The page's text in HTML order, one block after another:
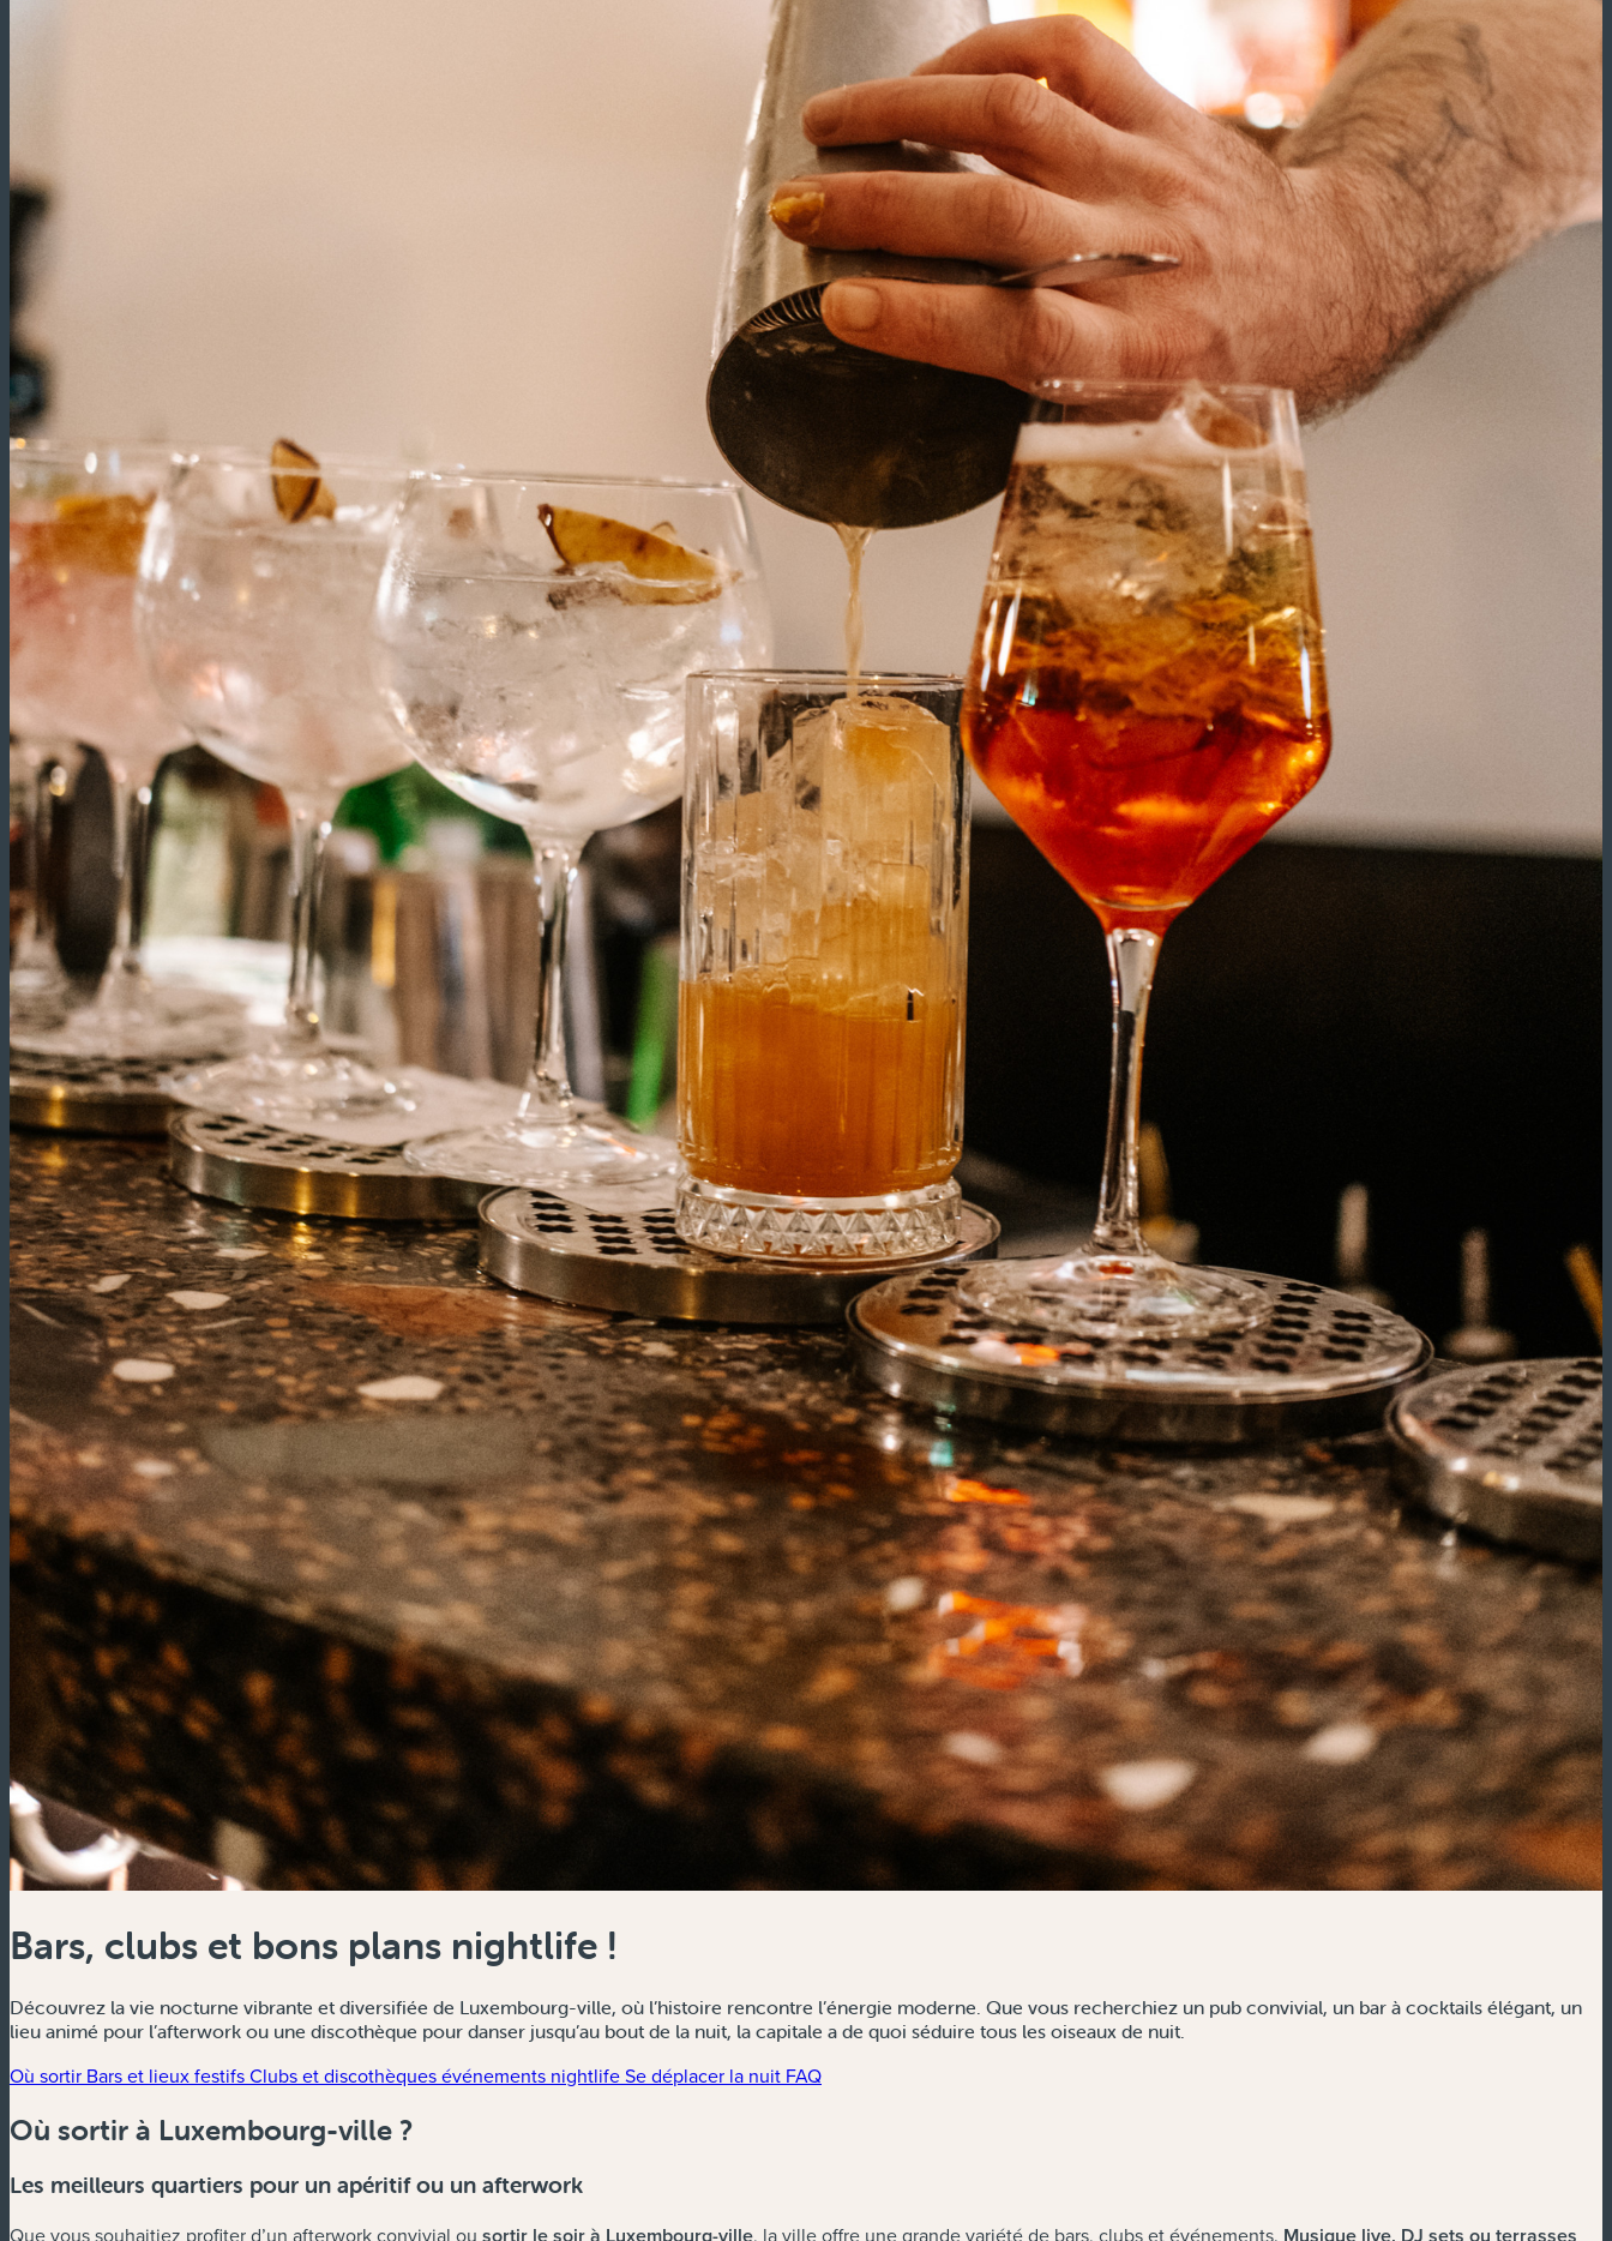
Bars, clubs et bons plans nightlife !
Découvrez la vie nocturne vibrante et diversifiée de Luxembourg-ville, où l’histoire rencontre l’énergie moderne. Que vous recherchiez un pub convivial, un bar à cocktails élégant, un
lieu animé pour l’afterwork ou une discothèque pour danser jusqu’au bout de la nuit, la capitale a de quoi séduire tous les oiseaux de nuit.
Où sortir Bars et lieux festifsClubs et discothèquesévénements nightlifeSe déplacer la nuit FAQ
Où sortir à Luxembourg-ville ?
Les meilleurs quartiers pour un apéritif ou un afterwork
Que vous souhaitiez profiter d’un afterwork convivial ou , la ville offre une grande variété de bars, clubs et événements.